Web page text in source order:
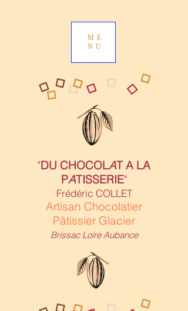
"DU CHOCOLAT A LA
PATISSERIE"
Frédéric COLLET
Artisan Chocolatier
Pâtissier Glacier
Brissac Loire Aubance
ME
NU